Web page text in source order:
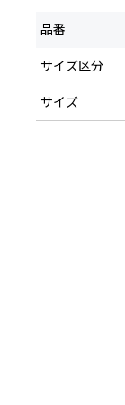
品番
サイズ区分
サイズ